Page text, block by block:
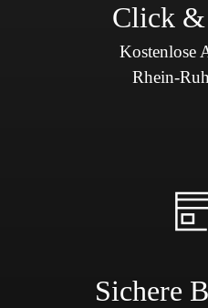
Click
Kostenlose
Rhein-
Sichere